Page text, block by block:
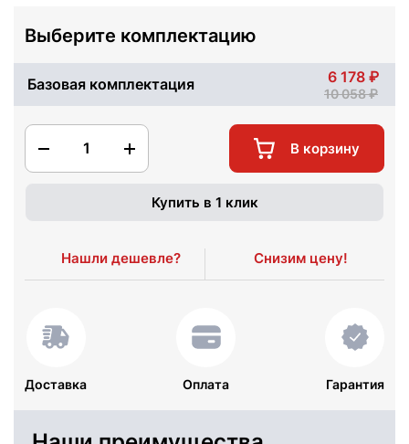
Выберите комплектацию
Базовая комплектация 6 178
10 058
1 В корзину
Купить в 1 клик
Нашли дешевле? Снизим цену!
Доставка Оплата Гарантия